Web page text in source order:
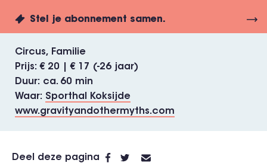
Stel je abonnement samen.
Circus
Familie
Prijs
€ 20 | € 17 (-26 jaar)
Duur
ca. 60 min
Waar
Sporthal Koksijde
www.gravityandothermyths.com
Deel deze pagina